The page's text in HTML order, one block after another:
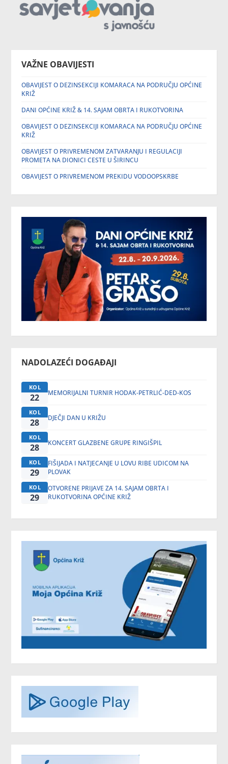
VAŽNE OBAVIJESTI
OBAVIJEST O DEZINSEKCIJI KOMARACA NA PODRUČJU OPĆINE
KRIŽ
DANI OPĆINE KRIŽ & 14. SAJAM OBRTA I RUKOTVORINA
OBAVIJEST O DEZINSEKCIJI KOMARACA NA PODRUČJU OPĆINE
KRIŽ
OBAVIJEST O PRIVREMENOM ZATVARANJU I REGULACIJI
PROMETA NA DIONICI CESTE U ŠIRINCU
OBAVIJEST O PRIVREMENOM PREKIDU VODOOPSKRBE
NADOLAZEĆI DOGAĐAJI
KOL
22 MEMORIJALNI TURNIR HODAK-PETRLIĆ-DED-KOS
KOL
28 DJEČJI DAN U KRIŽU
KOL
28 KONCERT GLAZBENE GRUPE RINGIŠPIL
KOL
29
FIŠIJADA I NATJECANJE U LOVU RIBE UDICOM NA
PLOVAK
KOL
29
OTVORENE PRIJAVE ZA 14. SAJAM OBRTA I
RUKOTVORINA OPĆINE KRIŽ